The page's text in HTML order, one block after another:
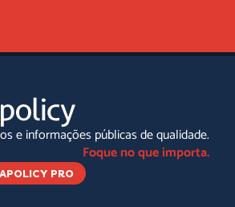
e informações públicas de qualidade.
Foque no que importa.
PRO